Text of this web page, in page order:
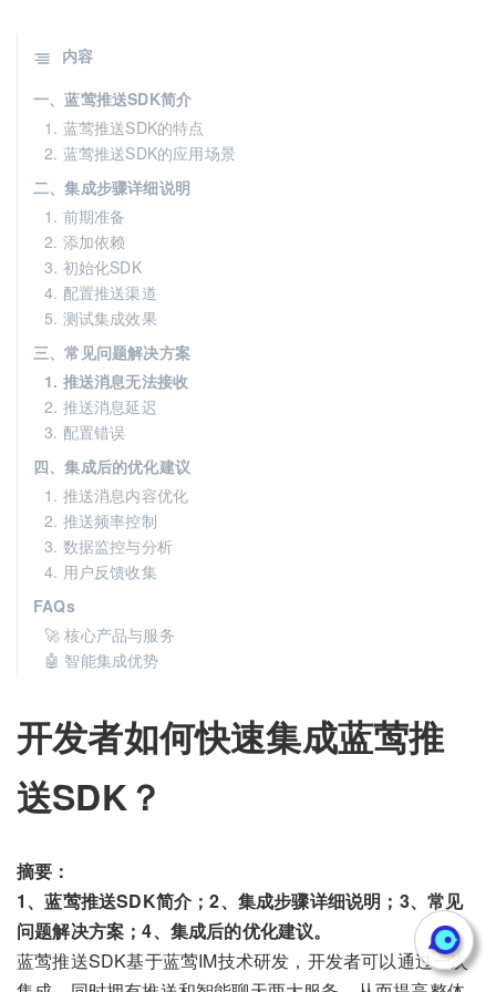
开发者如何快速集成蓝莺推
送SDK？
摘要：
1、蓝莺推送SDK简介；2、集成步骤详细说明；3、常见
问题解决方案；4、集成后的优化建议。
蓝莺推送SDK基于蓝莺IM技术研发，开发者可以通过一次
内容
一、蓝莺推送SDK简介
1. 蓝莺推送SDK的特点
2. 蓝莺推送SDK的应用场景
二、集成步骤详细说明
1. 前期准备
2. 添加依赖
3. 初始化SDK
4. 配置推送渠道
5. 测试集成效果
三、常见问题解决方案
1. 推送消息无法接收
2. 推送消息延迟
3. 配置错误
四、集成后的优化建议
1. 推送消息内容优化
2. 推送频率控制
3. 数据监控与分析
4. 用户反馈收集
FAQs
🚀 核心产品与服务
🤖 智能集成优势